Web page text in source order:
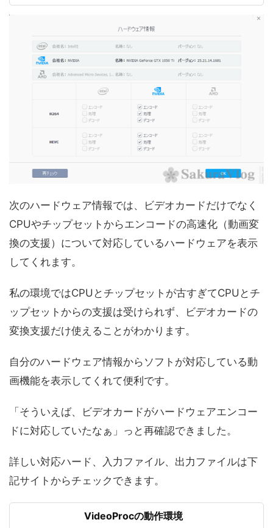
次のハードウェア情報では、ビデオカードだけでなく
CPUやチップセットからエンコードの高速化（動画変
換の支援）について対応しているハードウェアを表示
してくれます。
私の環境ではCPUとチップセットが古すぎてCPUとチ
ップセットからの支援は受けられず、ビデオカードの
変換支援だけ使えることがわかります。
自分のハードウェア情報からソフトが対応している動
画機能を表示してくれて便利です。
「そういえば、ビデオカードがハードウェアエンコー
ドに対応していたなぁ」っと再確認できました。
詳しい対応ハード、入力ファイル、出力ファイルは下
記サイトからチェックできます。
VideoProcの動作環境